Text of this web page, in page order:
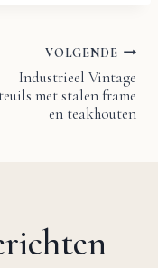
VOLGENDE
Industrieel Vintage
met stalen frame
en teakhouten